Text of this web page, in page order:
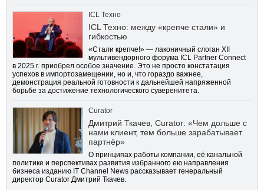
ICL Техно
ICL Техно: между «крепче стали» и
гибкостью
«Стали крепче!» — лаконичный слоган XII
мультивендорного форума ICL Partner Connect
в 2025 г. приобрел особое значение. Это не просто констатация
успехов в импортозамещении, но и, что гораздо важнее,
демонстрация реальной готовности к дальнейшей напряженной
борьбе за достижение технологического суверенитета.
Curator
Дмитрий Ткачев, Curator: «Чем дольше с
нами клиент, тем больше зарабатывает
партнёр»
О принципах работы компании, её канальной
политике и перспективах развития избранного ею направления
бизнеса изданию IT Channel News рассказывает генеральный
директор Curator Дмитрий Ткачев.